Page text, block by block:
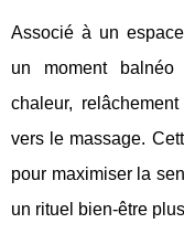
Associé à un
un moment balnéo
chaleur,
vers le massage.
pour maximiser la
un rituel bien-être